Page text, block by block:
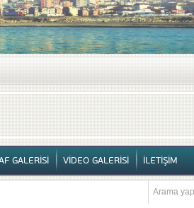
SPOR HABERLERİ FOTOĞRAF GALERİSİ
GALERİSİ VİDEO GALERİSİ İLETİŞİM